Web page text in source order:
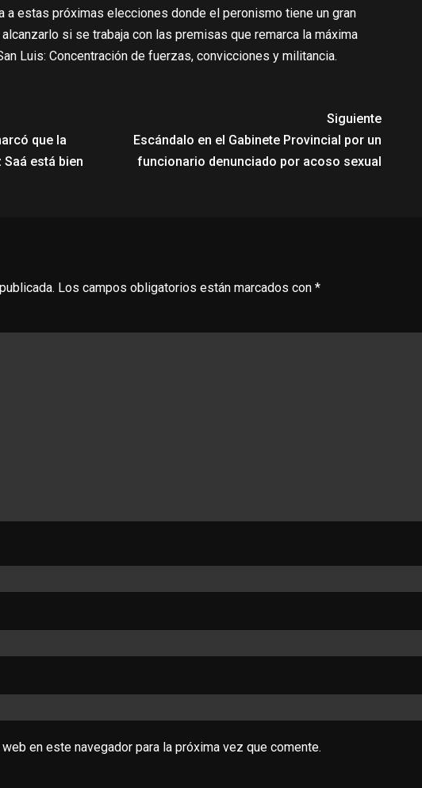
a estas próximas elecciones donde el peronismo tiene un gran
si se trabaja con las premisas que remarca la máxima
Luis: Concentración de fuerzas, convicciones y militancia.
que la
está bien
Siguiente
Escándalo en el Gabinete Provincial por un
funcionario denunciado por acoso sexual
Los campos obligatorios están marcados con *
en este navegador para la próxima vez que comente.